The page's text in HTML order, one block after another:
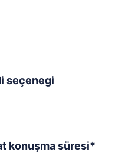
seçenegi
konuşma süresi*